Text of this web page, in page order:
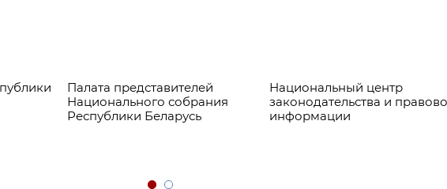
Палата представителей
Национального собрания
Республики Беларусь
Национальный центр
законодательства и
информации